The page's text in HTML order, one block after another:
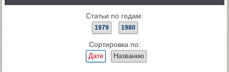
Статьи по годам:
1979 1980
Сортировка по:
Дате Названию